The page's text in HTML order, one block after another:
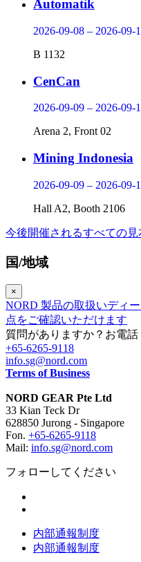
Automatik
2026-09-08 – 2026-09-
B 1132
CenCan
2026-09-09 – 2026-09-
Arena 2, Front 02
Mining Indonesia
2026-09-09 – 2026-09-
Hall A2, Booth 2106
今後開催されるすべての見
国/地域
×
NORD 製品の取扱いディ
点をご確認いただけます
質問がありますか？お電話
+65-6265-9118
info.sg@nord.com
Terms of Business
NORD GEAR Pte Ltd
33 Kian Teck Dr
628850 Jurong - Singapore
Fon. +65-6265-9118
Mail: info.sg@nord.com
フォローしてください
内部通報制度
内部通報制度